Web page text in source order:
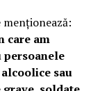
care am
sau